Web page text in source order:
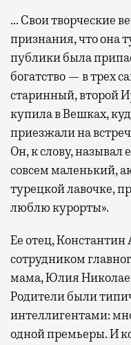
… Свои творческие
признания, что она
публики была
богатство — в трех
старинный, второй
купила в Вешках,
приезжали на
Он, к слову,
совсем маленький,
турецкой лавочке,
люблю курорты».
Ее отец,
сотрудником
мама, Юлия
Родители были
интеллигентами:
одной премьеры. И